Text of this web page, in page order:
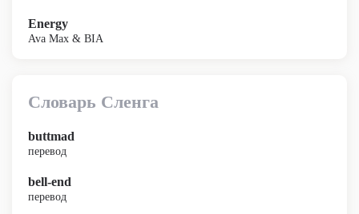
Energy
Ava Max & BIA
Словарь Сленга
buttmad
перевод
bell-end
перевод